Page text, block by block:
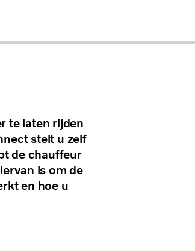
te laten rijden
stelt u zelf
de chauffeur
is om de
en hoe u